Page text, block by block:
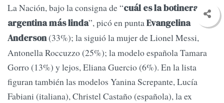
La Nación, bajo la consigna de “cuál es la botinera
argentina más linda”, picó en puntaEvangelina
Anderson(33%); la siguió la mujer de Lionel Messi,
Antonella Roccuzzo (25%); la modelo española Tamara
Gorro (13%) y lejos, Eliana Guercio (6%). En la lista
figuran también las modelos Yanina Screpante, Lucía
Fabiani (italiana), Christel Castaño (española), la ex